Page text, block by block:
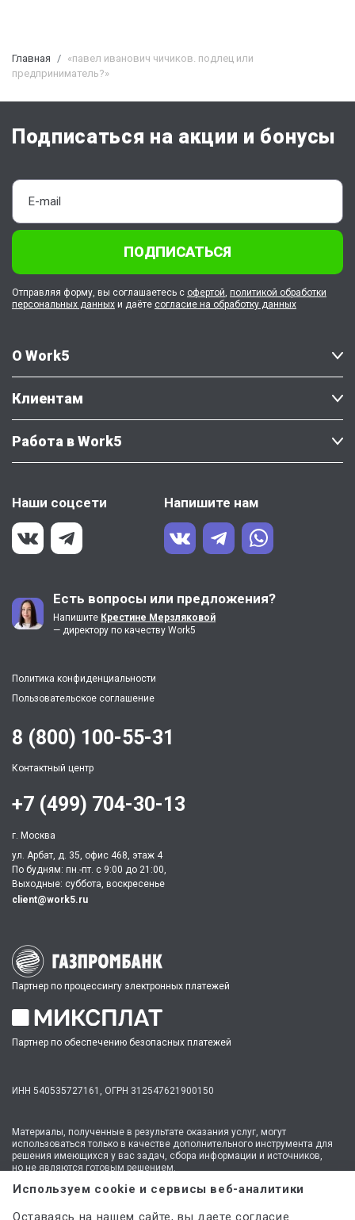
Главная
«павел иванович чичиков. подлец или
предприниматель?»
О Work5
Клиентам
Работа в Work5
Наши соцсети Напишите нам
Есть вопросы или предложения?
Напишите Крестине Мерзляковой
— директору по качеству Work5
Политика конфиденциальности
Пользовательское соглашение
Подписаться на акции и бонусы
ПОДПИСАТЬСЯ
Отправляя форму, вы соглашаетесь с офертой, политикой обработки
персональных данных и даёте согласие на обработку данных
Партнер по процессингу электронных платежей
Партнер по обеспечению безопасных платежей
ИНН 540535727161, ОГРН 312547621900150
8 (800) 100-55-31
Контактный центр
+7 (499) 704-30-13
г. Москва
ул. Арбат, д. 35, офис 468, этаж 4
По будням: пн.-пт. c 9:00 до 21:00,
Выходные: суббота, воскресенье
client@work5.ru
Материалы, полученные в результате оказания услуг, могут
использоваться только в качестве дополнительного инструмента для
решения имеющихся у вас задач, сбора информации и источников,
но не являются готовым решением.
* №1 на рынке консультационных услуг для студентов по количеству
стационарных офисов-филиалов в 14 городах России (от Иркутска до
Используем cookie и сервисы веб-аналитики
Оставаясь на нашем сайте, вы даете согласие